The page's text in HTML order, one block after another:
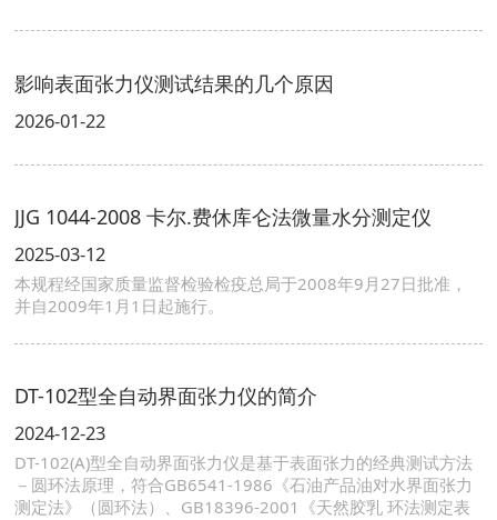
影响表面张力仪测试结果的几个原因
2026-01-22
JJG 1044-2008 卡尔.费休库仑法微量水分测定仪
2025-03-12
本规程经国家质量监督检验检疫总局于2008年9月27日批准，
并自2009年1月1日起施行。
DT-102型全自动界面张力仪的简介
2024-12-23
DT-102(A)型全自动界面张力仪是基于表面张力的经典测试方法
－圆环法原理，符合GB6541-1986《石油产品油对水界面张力
测定法》（圆环法）、GB18396-2001《天然胶乳 环法测定表